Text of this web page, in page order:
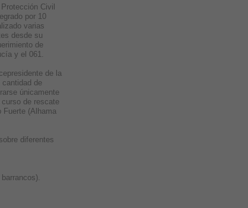
Civil
por 10
varias
desde su
de
y el 061.
de la
de
únicamente
de rescate
Fuerte (Alhama
diferentes